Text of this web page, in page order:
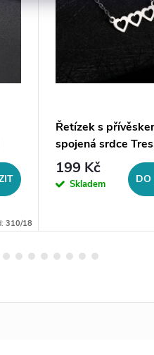
310/18
Řetízek s
spojená srdce
stříbrná ocel
199 Kč
Skladem DO